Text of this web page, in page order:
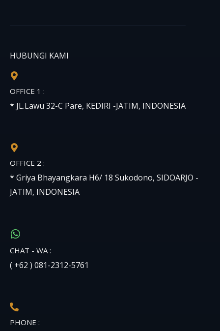
HUBUNGI KAMI
OFFICE 1 :
* JL.Lawu 32-C Pare, KEDIRI -JATIM, INDONESIA
OFFICE 2 :
* Griya Bhayangkara H6/ 18 Sukodono, SIDOARJO -
JATIM, INDONESIA
CHAT - WA :
( +62 ) 081-2312-5761
PHONE :